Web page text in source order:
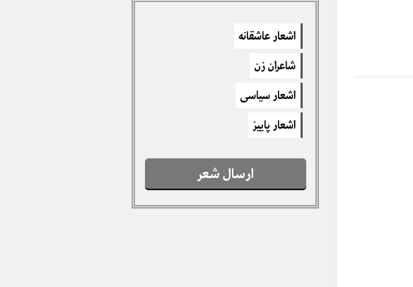
اشعار عاشقانه
شاعران زن
اشعار سیاسی
اشعار پاییز
ارسال شعر